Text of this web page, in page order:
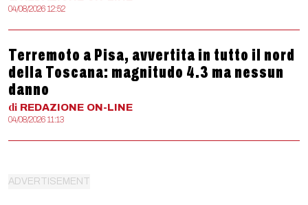
04/08/2026 12:52
Terremoto a Pisa, avvertita in tutto il nord
della Toscana: magnitudo 4.3 ma nessun
danno
di REDAZIONE ON-LINE
04/08/2026 11:13